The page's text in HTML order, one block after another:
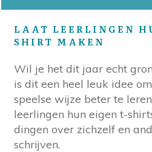
LAAT LEERLINGEN
SHIRT MAKEN
Wil je het dit jaar echt
is dit een heel leuk idee
speelse wijze beter te
leerlingen hun eigen t-
dingen over zichzelf en
schrijven.